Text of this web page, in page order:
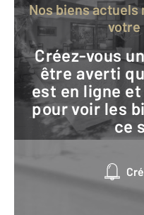
Nos biens actuels ne correspondent pas à
votre
Créez-vous une alerte mail pour
être averti
est en ligne
pour voir les
ce